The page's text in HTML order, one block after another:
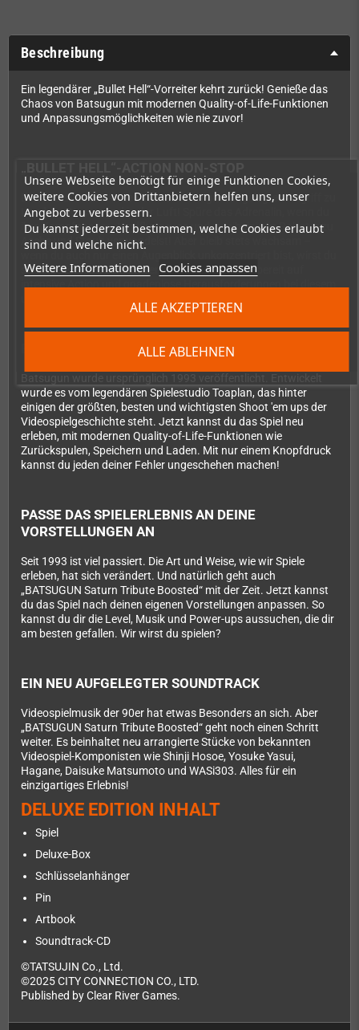
Unsere Webseite benötigt für einige Funktionen Cookies,
weitere Cookies von Drittanbietern helfen uns, unser
Angebot zu verbessern.
Du kannst jederzeit bestimmen, welche Cookies erlaubt
sind und welche nicht.
Weitere Informationen Cookies anpassen
ALLE ABLEHNEN
ALLE AKZEPTIEREN
Beschreibung
Ein legendärer „Bullet Hell“-Vorreiter kehrt zurück! Genieße das
Chaos von Batsugun mit modernen Quality-of-Life-Funktionen
und Anpassungsmöglichkeiten wie nie zuvor!
Die revolutionäre Armee startet einen großangelegten Angriff zu
Land, zu Wasser und in der Luft! Spüre das Adrenalin, wenn du
ihre Kampfpanzer, Jagdflugzeuge und zweibeinigen Roboter zu
Asche und Staub verwandelst! Aber bleib stets wachsam –
schnell selbst zu Schrott verarbeitet! Mach dich bereit auf
intensive Action und gnadenlose Herausforderungen bei diesem
EIN EPISCHER KLASSIKER AUS DEN 90ern
wurde es vom legendären Spielestudio Toaplan, das hinter
einigen der größten, besten und wichtigsten Shoot 'em ups der
Videospielgeschichte steht. Jetzt kannst du das Spiel neu
erleben, mit modernen Quality-of-Life-Funktionen wie
Zurückspulen, Speichern und Laden. Mit nur einem Knopfdruck
kannst du jeden deiner Fehler ungeschehen machen!
PASSE DAS SPIELERLEBNIS AN DEINE
VORSTELLUNGEN AN
Seit 1993 ist viel passiert. Die Art und Weise, wie wir Spiele
erleben, hat sich verändert. Und natürlich geht auch
„BATSUGUN Saturn Tribute Boosted“ mit der Zeit. Jetzt kannst
du das Spiel nach deinen eigenen Vorstellungen anpassen. So
kannst du dir die Level, Musik und Power-ups aussuchen, die dir
am besten gefallen. Wir wirst du spielen?
EIN NEU AUFGELEGTER SOUNDTRACK
Videospielmusik der 90er hat etwas Besonders an sich. Aber
„BATSUGUN Saturn Tribute Boosted“ geht noch einen Schritt
weiter. Es beinhaltet neu arrangierte Stücke von bekannten
Videospiel-Komponisten wie Shinji Hosoe, Yosuke Yasui,
Hagane, Daisuke Matsumoto und WASi303. Alles für ein
einzigartiges Erlebnis!
DELUXE EDITION INHALT
Spiel
Deluxe-Box
Schlüsselanhänger
Pin
Artbook
Soundtrack-CD
©TATSUJIN Co., Ltd.
©2025 CITY CONNECTION CO., LTD.
Published by Clear River Games.